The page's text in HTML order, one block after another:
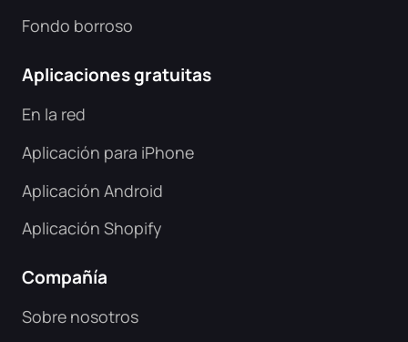
Fondo borroso
Aplicaciones gratuitas
En la red
Aplicación para iPhone
Aplicación Android
Aplicación Shopify
Compañía
Sobre nosotros